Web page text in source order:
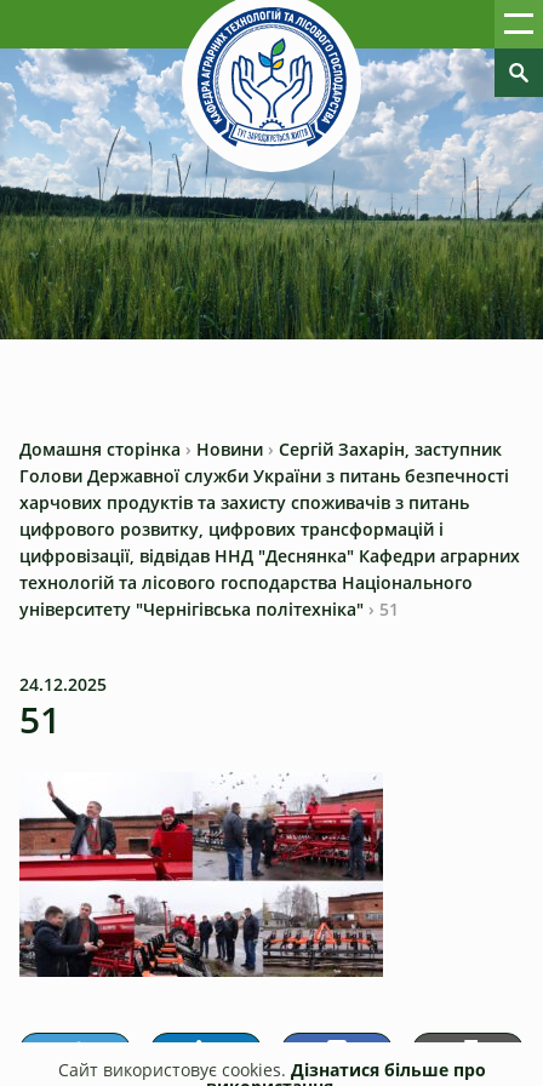
Домашня сторінка › Новини › Сергій Захарін, заступник
Голови Державної служби України з питань безпечності
харчових продуктів та захисту споживачів з питань
цифрового розвитку, цифрових трансформацій і
цифровізації, відвідав ННД "Деснянка" Кафедри аграрних
технологій та лісового господарства Національного
університету "Чернігівська політехніка" › 51
24.12.2025
51
Сайт використовує cookies. Дізнатися більше про